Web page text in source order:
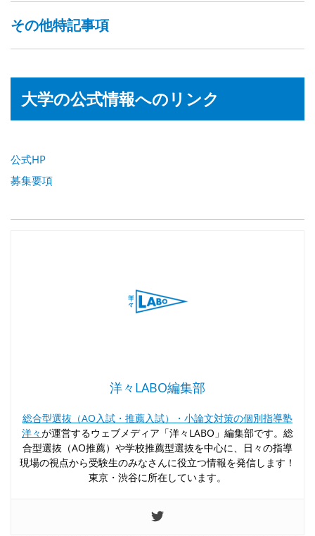
その他特記事項
大学の公式情報へのリンク
公式HP
募集要項
洋々LABO編集部
総合型選抜（AO入試・推薦入試）・小論文対策の個別指導塾
洋々が運営するウェブメディア「洋々LABO」編集部です。総
合型選抜（AO推薦）や学校推薦型選抜を中心に、日々の指導
現場の視点から受験生のみなさんに役立つ情報を発信します！
東京・渋谷に所在しています。